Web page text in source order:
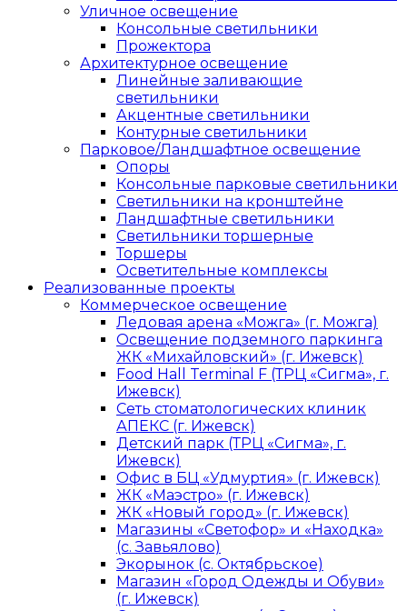
Уличное освещение
Консольные светильники
Прожектора
Архитектурное освещение
Линейные заливающие
светильники
Акцентные светильники
Контурные светильники
Парковое/Ландшафтное освещение
Опоры
Консольные парковые светильники
Светильники на кронштейне
Ландшафтные светильники
Светильники торшерные
Торшеры
Осветительные комплексы
Реализованные проекты
Коммерческое освещение
Ледовая арена «Можга» (г. Можга)
Освещение подземного паркинга
ЖК «Михайловский» (г. Ижевск)
Food Hall Terminal F (ТРЦ «Сигма», г.
Ижевск)
Сеть стоматологических клиник
АПЕКС (г. Ижевск)
Детский парк (ТРЦ «Сигма», г.
Ижевск)
Офис в БЦ «Удмуртия» (г. Ижевск)
ЖК «Маэстро» (г. Ижевск)
ЖК «Новый город» (г. Ижевск)
Магазины «Светофор» и «Находка»
(с. Завьялово)
Экорынок (с. Октябрьское)
Магазин «Город Одежды и Обуви»
(г. Ижевск)